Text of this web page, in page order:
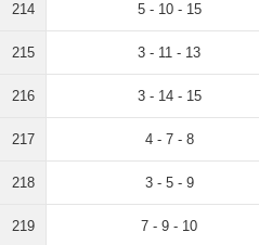
214 5 - 10 - 15
215 3 - 11 - 13
216 3 - 14 - 15
217 4 - 7 - 8
218 3 - 5 - 9
219 7 - 9 - 10